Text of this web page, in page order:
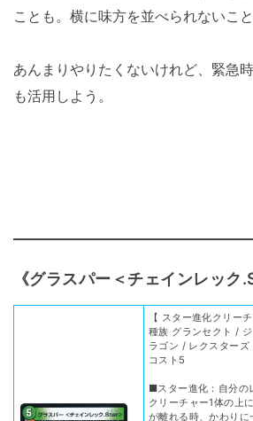
ことも。横に味方を並べられないこ
あんまりやりたくないけれど、緊急
も活用しよう。
《グラスパー＜チェインレッ
【 スター進化クリーチ
種族 グランセクト /
ラゴン / レクスター
コスト5
■スター進化：自分の
クリーチャー1体の上
が離れる時、かわりに